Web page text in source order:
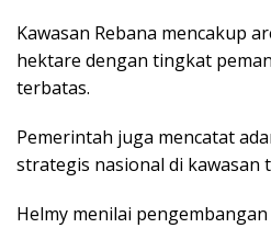
Kawasan Rebana mencakup
hektare dengan tingkat
terbatas.
Pemerintah juga mencatat
strategis nasional di kawasan
Helmy menilai